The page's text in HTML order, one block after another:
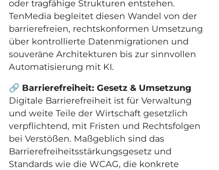
oder tragfähige Strukturen entstehen.
TenMedia begleitet diesen Wandel von der
barrierefreien, rechtskonformen Umsetzung
über kontrollierte Datenmigrationen und
souveräne Architekturen bis zur sinnvollen
Automatisierung mit KI.
🔗 Barrierefreiheit: Gesetz & Umsetzung
Digitale Barrierefreiheit ist für Verwaltung
und weite Teile der Wirtschaft gesetzlich
verpflichtend, mit Fristen und Rechtsfolgen
bei Verstößen. Maßgeblich sind das
Barrierefreiheitsstärkungsgesetz und
Standards wie die WCAG, die konkrete